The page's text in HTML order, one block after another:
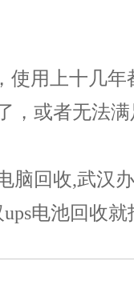
用上十几
或者无法满
脑回收,武汉
电池回收就